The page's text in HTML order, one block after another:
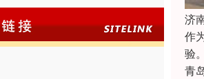
济
作
验
青